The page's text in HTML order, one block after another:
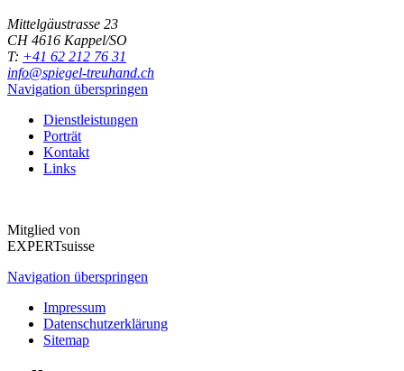
Mittelgäustrasse 23
CH 4616 Kappel/SO
T: +41 62 212 76 31
info@spiegel-treuhand.ch
Navigation überspringen
Dienstleistungen
Porträt
Kontakt
Links
Mitglied von
EXPERTsuisse
Navigation überspringen
Impressum
Datenschutzerklärung
Sitemap